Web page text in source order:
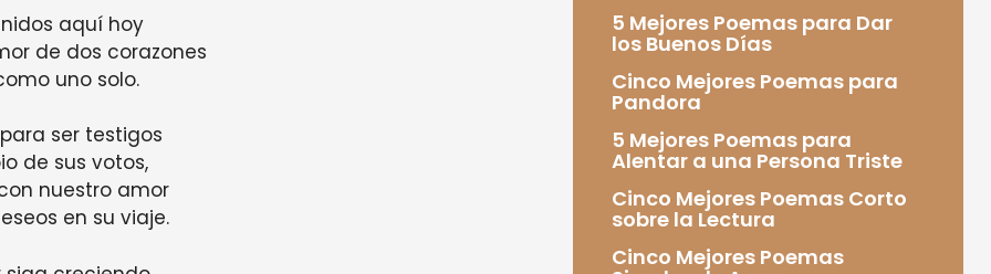
aquí hoy
de dos corazones
uno solo.
ser testigos
de sus votos,
nuestro amor
en su viaje.
5 Mejores Poemas para Dar
los Buenos Días
Cinco Mejores Poemas para
Pandora
5 Mejores Poemas para
Alentar a una Persona Triste
Cinco Mejores Poemas Corto
sobre la Lectura
Cinco Mejores Poemas